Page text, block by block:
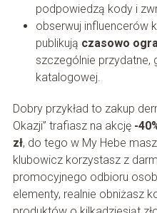
podpowiedzą kody i
obserwuj influencerów
publikują czasowo
szczególnie przydatne,
katalogowej.
Dobry przykład to zakup
Okazji” trafiasz na akcję -
zł, do tego w My Hebe
klubowicz korzystasz z
promocyjnego odbioru
elementy, realnie obniżasz